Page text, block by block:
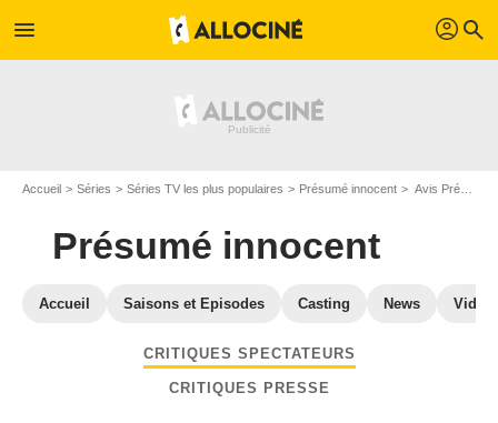
menu profil search
Accueil Séries Séries TV les plus populaires Présumé innocent Avis Présumé innocent
Présumé innocent
Accueil Saisons et Episodes Casting News
CRITIQUES SPECTATEURS
CRITIQUES PRESSE